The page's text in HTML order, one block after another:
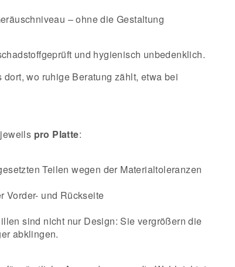
– ohne die Gestaltung
und hygienisch unbedenklich.
wo ruhige Beratung zählt, etwa bei
pro Platte:
Teilen wegen der Materialtoleranzen
Vorder- und Rückseite
sind nicht nur Design: Sie vergrößern die
abklingen.